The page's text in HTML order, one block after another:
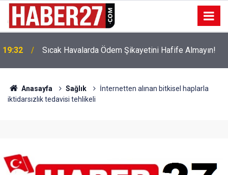
19:32 Sıcak Havalarda Ödem Şikayetini Hafife Almayın!
Anasayfa Sağlık
İnternetten alınan bitkisel haplarla
iktidarsızlık tedavisi tehlikeli